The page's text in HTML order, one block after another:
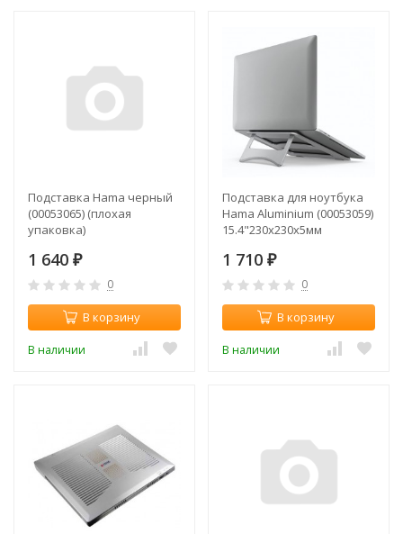
Подставка Hama черный
(00053065) (плохая
упаковка)
1 640 ₽
0
В корзину
В наличии
Подставка для ноутбука
Hama Aluminium (00053059)
15.4"230x230x5мм
1 710 ₽
0
В корзину
В наличии